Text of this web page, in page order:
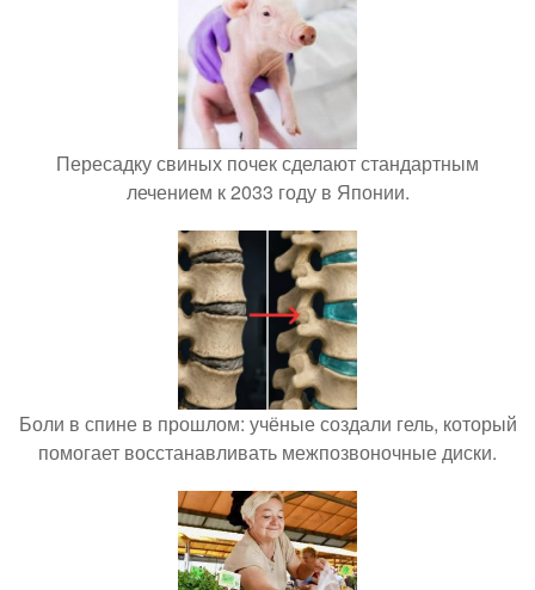
Пересадку свиных почек сделают стандартным
лечением к 2033 году в Японии.
Боли в спине в прошлом: учёные создали гель, который
помогает восстанавливать межпозвоночные диски.